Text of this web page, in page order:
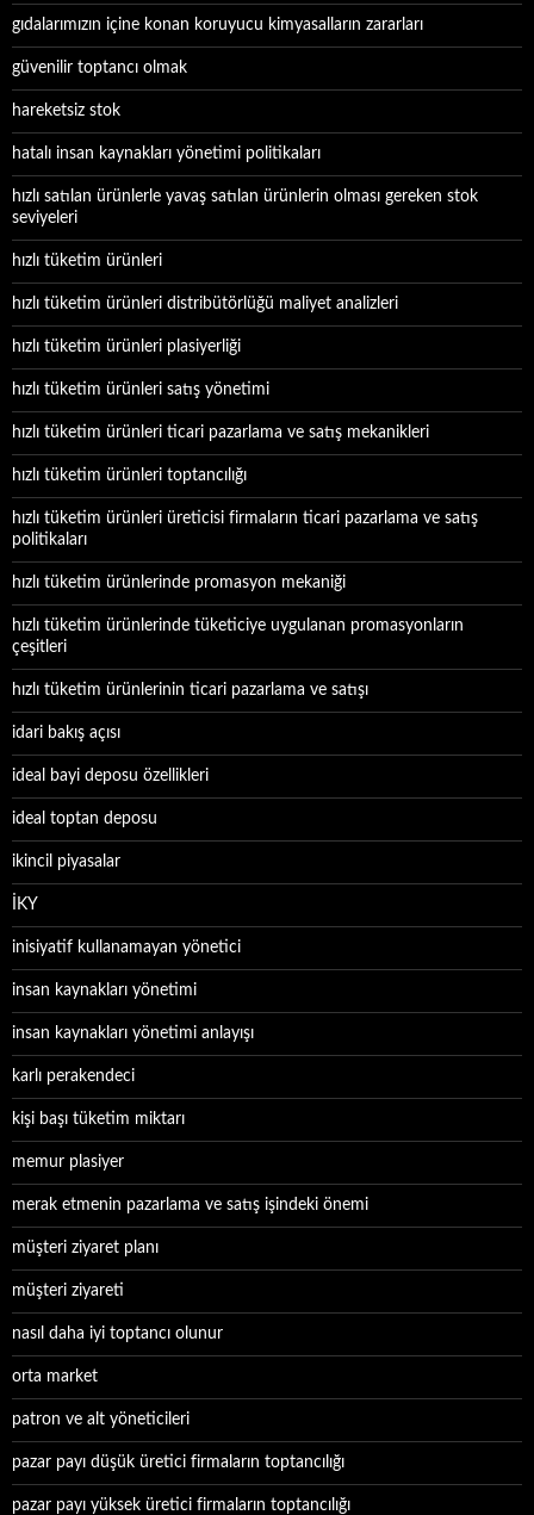
gıdalarımızın içine konan koruyucu kimyasalların zararları
güvenilir toptancı olmak
hareketsiz stok
hatalı insan kaynakları yönetimi politikaları
hızlı satılan ürünlerle yavaş satılan ürünlerin olması gereken stok
seviyeleri
hızlı tüketim ürünleri
hızlı tüketim ürünleri distribütörlüğü maliyet analizleri
hızlı tüketim ürünleri plasiyerliği
hızlı tüketim ürünleri satış yönetimi
hızlı tüketim ürünleri ticari pazarlama ve satış mekanikleri
hızlı tüketim ürünleri toptancılığı
hızlı tüketim ürünleri üreticisi firmaların ticari pazarlama ve satış
politikaları
hızlı tüketim ürünlerinde promasyon mekaniği
hızlı tüketim ürünlerinde tüketiciye uygulanan promasyonların
çeşitleri
hızlı tüketim ürünlerinin ticari pazarlama ve satışı
idari bakış açısı
ideal bayi deposu özellikleri
ideal toptan deposu
ikincil piyasalar
İKY
inisiyatif kullanamayan yönetici
insan kaynakları yönetimi
insan kaynakları yönetimi anlayışı
karlı perakendeci
kişi başı tüketim miktarı
memur plasiyer
merak etmenin pazarlama ve satış işindeki önemi
müşteri ziyaret planı
müşteri ziyareti
nasıl daha iyi toptancı olunur
orta market
patron ve alt yöneticileri
pazar payı düşük üretici firmaların toptancılığı
pazar payı yüksek üretici firmaların toptancılığı